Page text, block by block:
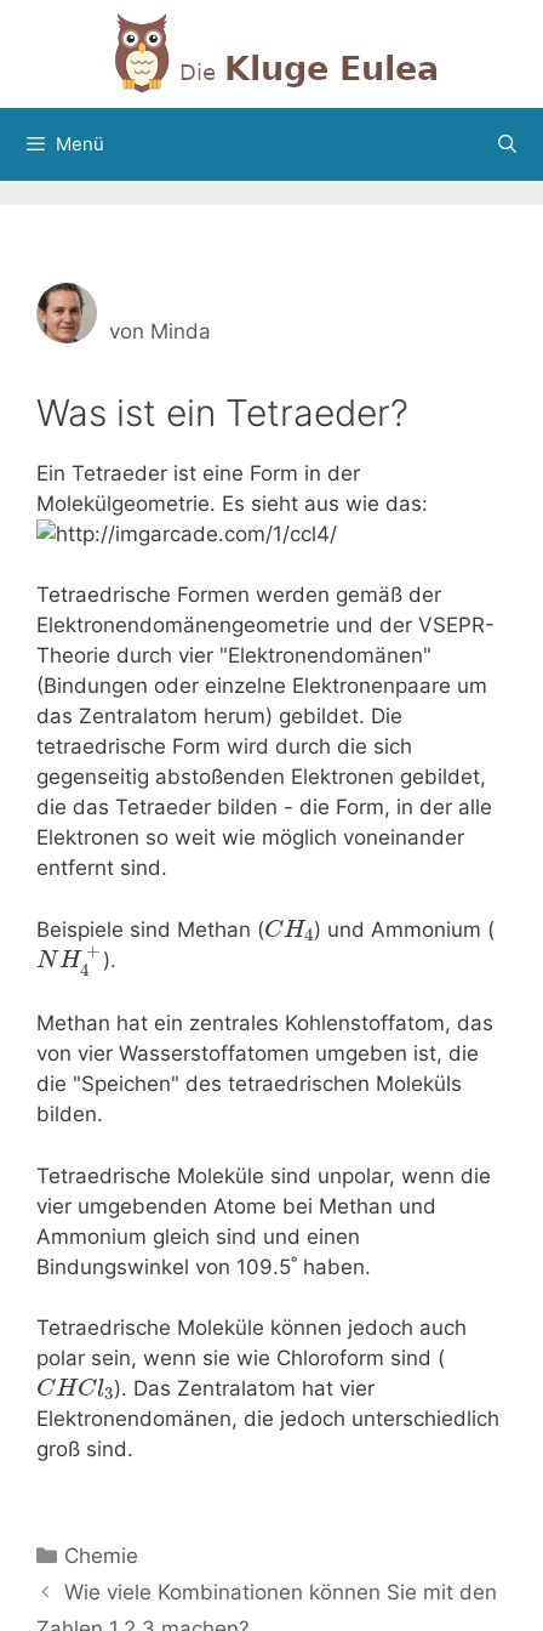
Menü
von Minda
Was ist ein Tetraeder?
Ein Tetraeder ist eine Form in der
Molekülgeometrie. Es sieht aus wie das:
Tetraedrische Formen werden gemäß der
Elektronendomänengeometrie und der VSEPR-
Theorie durch vier "Elektronendomänen"
(Bindungen oder einzelne Elektronenpaare um
das Zentralatom herum) gebildet. Die
tetraedrische Form wird durch die sich
gegenseitig abstoßenden Elektronen gebildet,
die das Tetraeder bilden - die Form, in der alle
Elektronen so weit wie möglich voneinander
entfernt sind.
Beispiele sind Methan (CH4) und Ammonium (
NH +
4
).
Methan hat ein zentrales Kohlenstoffatom, das
von vier Wasserstoffatomen umgeben ist, die
die "Speichen" des tetraedrischen Moleküls
bilden.
Tetraedrische Moleküle sind unpolar, wenn die
vier umgebenden Atome bei Methan und
Ammonium gleich sind und einen
Bindungswinkel von 109.5˚ haben.
Tetraedrische Moleküle können jedoch auch
polar sein, wenn sie wie Chloroform sind (
CHCl3). Das Zentralatom hat vier
Elektronendomänen, die jedoch unterschiedlich
groß sind.
Kategorien
Chemie
Beitrags-
Navigation
Wie viele Kombinationen können Sie mit den